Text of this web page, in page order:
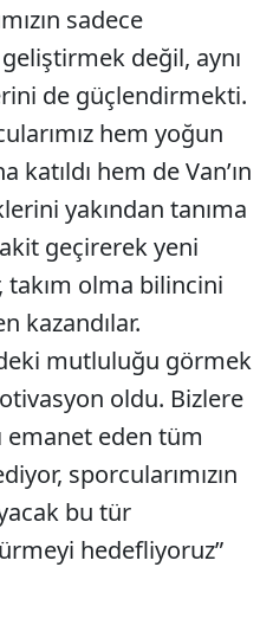
sadece
değil, aynı
de güçlendirmekti.
hem yoğun
hem de Van’ın
yakından tanıma
geçirerek yeni
takım olma bilincini
kazandılar.
mutluluğu görmek
oldu. Bizlere
emanet eden tüm
sporcularımızın
bu tür
hedefliyoruz”